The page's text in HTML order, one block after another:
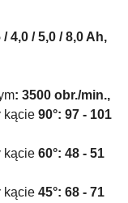
/ 4,0 / 5,0 / 8,0 Ah,
: 3500 obr./min.,
kącie 90°: 97 - 101
kącie 60°: 48 - 51
kącie 45°: 68 - 71